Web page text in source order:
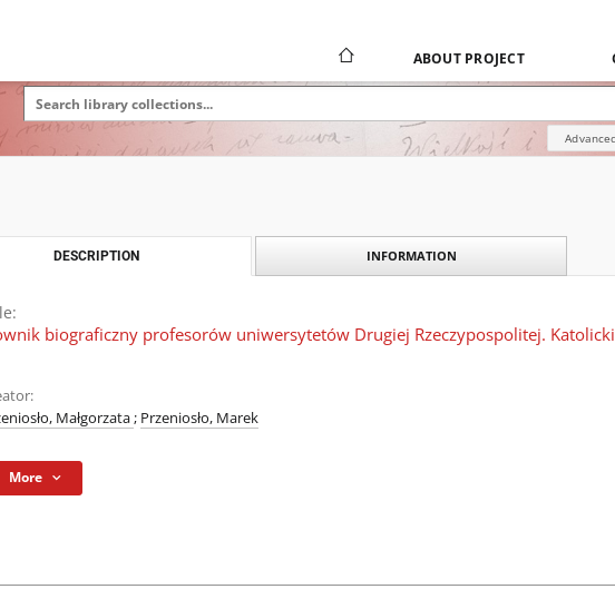
ABOUT PROJECT
DESCRIPTION INFORMATION
biograficzny profesorów uniwersytetów Drugiej Rzeczypospolitej.
Małgorzata; Przeniosło, Marek
More